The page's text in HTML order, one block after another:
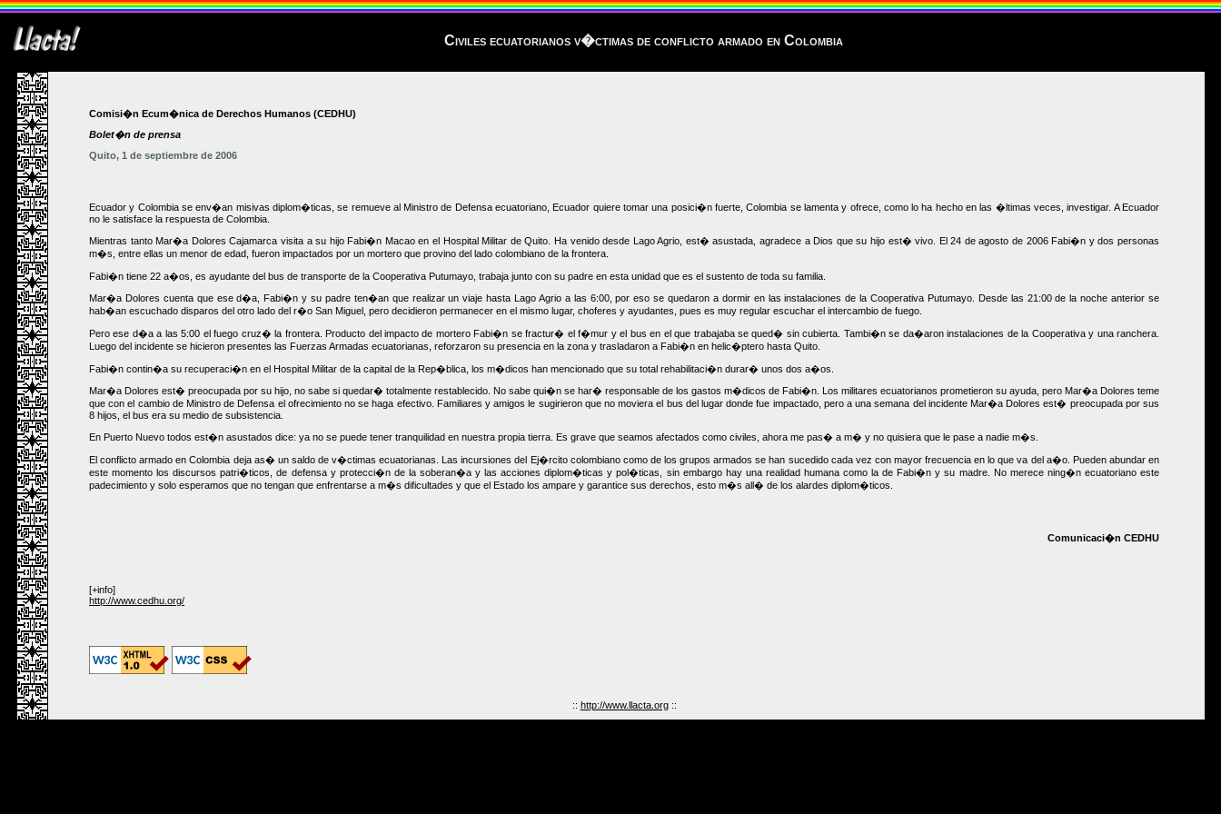
Civiles ecuatorianos v�ctimas de conflicto armado en Colombia
Comisi�n Ecum�nica de Derechos Humanos (CEDHU)
Bolet�n de prensa
Quito, 1 de septiembre de 2006
Ecuador y Colombia se env�an misivas diplom�ticas, se remueve al Ministro de Defensa ecuatoriano, Ecuador quiere tomar una posici�n fuerte, Colombia se lamenta y ofrece, como lo ha hecho en las �ltimas veces, investigar. A Ecuador
no le satisface la respuesta de Colombia.
Mientras tanto Mar�a Dolores Cajamarca visita a su hijo Fabi�n Macao en el Hospital Militar de Quito. Ha venido desde Lago Agrio, est� asustada, agradece a Dios que su hijo est� vivo. El 24 de agosto de 2006 Fabi�n y dos personas
m�s, entre ellas un menor de edad, fueron impactados por un mortero que provino del lado colombiano de la frontera.
Fabi�n tiene 22 a�os, es ayudante del bus de transporte de la Cooperativa Putumayo, trabaja junto con su padre en esta unidad que es el sustento de toda su familia.
Mar�a Dolores cuenta que ese d�a, Fabi�n y su padre ten�an que realizar un viaje hasta Lago Agrio a las 6:00, por eso se quedaron a dormir en las instalaciones de la Cooperativa Putumayo. Desde las 21:00 de la noche anterior se
hab�an escuchado disparos del otro lado del r�o San Miguel, pero decidieron permanecer en el mismo lugar, choferes y ayudantes, pues es muy regular escuchar el intercambio de fuego.
Pero ese d�a a las 5:00 el fuego cruz� la frontera. Producto del impacto de mortero Fabi�n se fractur� el f�mur y el bus en el que trabajaba se qued� sin cubierta. Tambi�n se da�aron instalaciones de la Cooperativa y una ranchera.
Luego del incidente se hicieron presentes las Fuerzas Armadas ecuatorianas, reforzaron su presencia en la zona y trasladaron a Fabi�n en helic�ptero hasta Quito.
Fabi�n contin�a su recuperaci�n en el Hospital Militar de la capital de la Rep�blica, los m�dicos han mencionado que su total rehabilitaci�n durar� unos dos a�os.
Mar�a Dolores est� preocupada por su hijo, no sabe si quedar� totalmente restablecido. No sabe qui�n se har� responsable de los gastos m�dicos de Fabi�n. Los militares ecuatorianos prometieron su ayuda, pero Mar�a Dolores teme
que con el cambio de Ministro de Defensa el ofrecimiento no se haga efectivo. Familiares y amigos le sugirieron que no moviera el bus del lugar donde fue impactado, pero a una semana del incidente Mar�a Dolores est� preocupada por sus
8 hijos, el bus era su medio de subsistencia.
En Puerto Nuevo todos est�n asustados dice: ya no se puede tener tranquilidad en nuestra propia tierra. Es grave que seamos afectados como civiles, ahora me pas� a m� y no quisiera que le pase a nadie m�s.
El conflicto armado en Colombia deja as� un saldo de v�ctimas ecuatorianas. Las incursiones del Ej�rcito colombiano como de los grupos armados se han sucedido cada vez con mayor frecuencia en lo que va del a�o. Pueden abundar en
este momento los discursos patri�ticos, de defensa y protecci�n de la soberan�a y las acciones diplom�ticas y pol�ticas, sin embargo hay una realidad humana como la de Fabi�n y su madre. No merece ning�n ecuatoriano este
padecimiento y solo esperamos que no tengan que enfrentarse a m�s dificultades y que el Estado los ampare y garantice sus derechos, esto m�s all� de los alardes diplom�ticos.
Comunicaci�n CEDHU
[+info]
http://www.cedhu.org/
:: http://www.llacta.org::